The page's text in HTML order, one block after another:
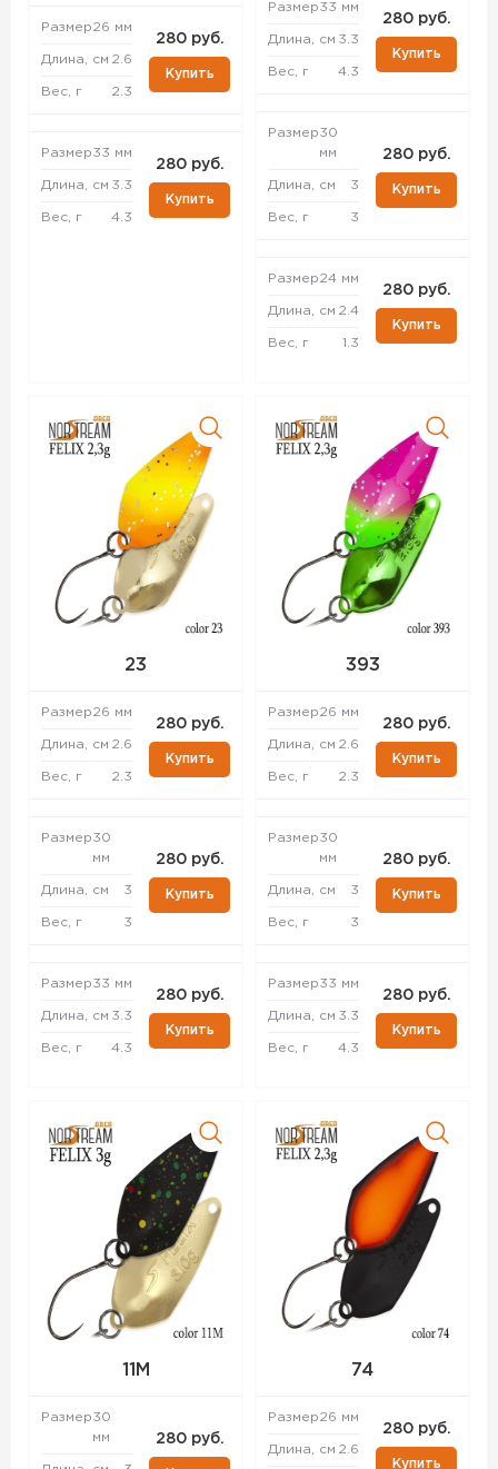
Размер26 мм
Длина, см 2.6
Вес, г 2.3
280 руб.
Купить
Размер33 мм
Длина, см 3.3
Вес, г 4.3
280 руб.
Купить
Размер33 мм
Длина, см 3.3
Вес, г 4.3
280 руб.
Купить
Размер30
мм
Длина, см 3
Вес, г 3
280 руб.
Купить
Размер24 мм
Длина, см 2.4
Вес, г 1.3
280 руб.
Купить
23
Размер26 мм
Длина, см 2.6
Вес, г 2.3
280 руб.
Купить
Размер30
мм
Длина, см 3
Вес, г 3
280 руб.
Купить
Размер33 мм
Длина, см 3.3
Вес, г 4.3
280 руб.
Купить
393
Размер26 мм
Длина, см 2.6
Вес, г 2.3
280 руб.
Купить
Размер30
мм
Длина, см 3
Вес, г 3
280 руб.
Купить
Размер33 мм
Длина, см 3.3
Вес, г 4.3
280 руб.
Купить
11M
Размер30
мм
280 руб.
74
Размер26 мм
Длина, см 2.6
280 руб.
Купить